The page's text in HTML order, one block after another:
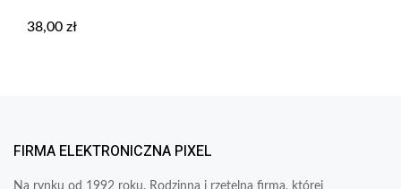
38,00 zł
FIRMA ELEKTRONICZNA PIXEL